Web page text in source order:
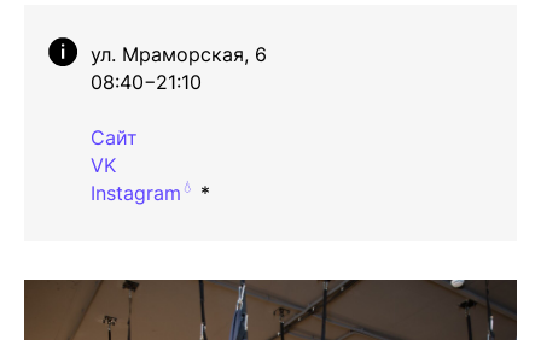
ул. Мраморская, 6
08:40−21:10
Сайт
VK
Instagram 💧 *
Написать редакции
Рекламодателям
ООО «Вам понравится»
события
*Instagram
Телеграм